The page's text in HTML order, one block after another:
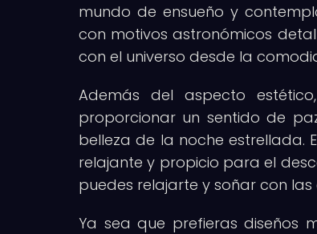
mundo de ensueño y
con motivos astronómicos
con el universo desde la
Además del aspecto
proporcionar un sentido de
belleza de la noche estrellada.
relajante y propicio para el
puedes relajarte y soñar con las
Ya sea que prefieras diseños